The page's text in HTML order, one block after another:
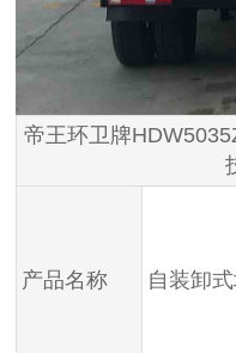
帝王环卫牌
产品名称 自装卸